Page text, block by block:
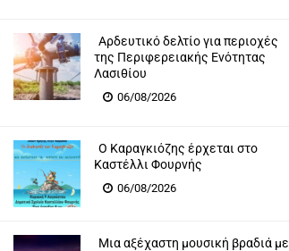
Αρδευτικό δελτίο για περιοχές
της Περιφερειακής Ενότητας
Λασιθίου
06/08/2026
Ο Καραγκιόζης έρχεται στο
Καστέλλι Φουρνής
06/08/2026
Μια αξέχαστη μουσική βραδιά με